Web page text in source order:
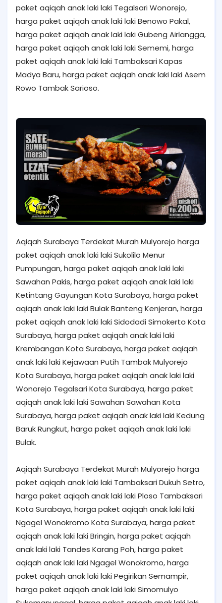
paket aqiqah anak laki laki Tegalsari Wonorejo,
harga paket aqiqah anak laki laki Benowo Pakal,
harga paket aqiqah anak laki laki Gubeng Airlangga,
harga paket aqiqah anak laki laki Sememi, harga
paket aqiqah anak laki laki Tambaksari Kapas
Madya Baru, harga paket aqiqah anak laki laki Asem
Rowo Tambak Sarioso.
Aqiqah Surabaya Terdekat Murah Mulyorejo harga
paket aqiqah anak laki laki Sukolilo Menur
Pumpungan, harga paket aqiqah anak laki laki
Sawahan Pakis, harga paket aqiqah anak laki laki
Ketintang Gayungan Kota Surabaya, harga paket
aqiqah anak laki laki Bulak Banteng Kenjeran, harga
paket aqiqah anak laki laki Sidodadi Simokerto Kota
Surabaya, harga paket aqiqah anak laki laki
Krembangan Kota Surabaya, harga paket aqiqah
anak laki laki Kejawaan Putih Tambak Mulyorejo
Kota Surabaya, harga paket aqiqah anak laki laki
Wonorejo Tegalsari Kota Surabaya, harga paket
aqiqah anak laki laki Sawahan Sawahan Kota
Surabaya, harga paket aqiqah anak laki laki Kedung
Baruk Rungkut, harga paket aqiqah anak laki laki
Bulak.
Aqiqah Surabaya Terdekat Murah Mulyorejo harga
paket aqiqah anak laki laki Tambaksari Dukuh Setro,
harga paket aqiqah anak laki laki Ploso Tambaksari
Kota Surabaya, harga paket aqiqah anak laki laki
Ngagel Wonokromo Kota Surabaya, harga paket
aqiqah anak laki laki Bringin, harga paket aqiqah
anak laki laki Tandes Karang Poh, harga paket
aqiqah anak laki laki Ngagel Wonokromo, harga
paket aqiqah anak laki laki Pegirikan Semampir,
harga paket aqiqah anak laki laki Simomulyo